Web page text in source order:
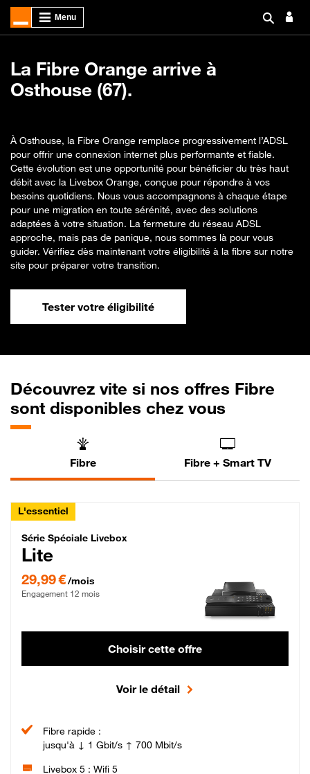
La Fibre Orange arrive à
Osthouse (67).
À Osthouse, la Fibre Orange remplace progressivement l’ADSL
pour offrir une connexion internet plus performante et fiable.
Cette évolution est une opportunité pour bénéficier du très haut
débit avec la Livebox Orange, conçue pour répondre à vos
besoins quotidiens. Nous vous accompagnons à chaque étape
pour une migration en toute sérénité, avec des solutions
adaptées à votre situation. La fermeture du réseau ADSL
approche, mais pas de panique, nous sommes là pour vous
guider. Vérifiez dès maintenant votre éligibilité à la fibre sur notre
site pour préparer votre transition.
Tester votre éligibilité
Découvrez vite si nos offres Fibre
sont disponibles chez vous
Fibre Fibre + Smart TV
L'essentiel
Série Spéciale Livebox Lite Fibre
Série Spéciale Livebox
Lite
29,99 €/mois
Engagement 12 mois
Choisir cette offre
Voir le détail
Fibre rapide :
jusqu'à ↓ 1 Gbit/s ↑ 700 Mbit/s
Livebox 5 : Wifi 5